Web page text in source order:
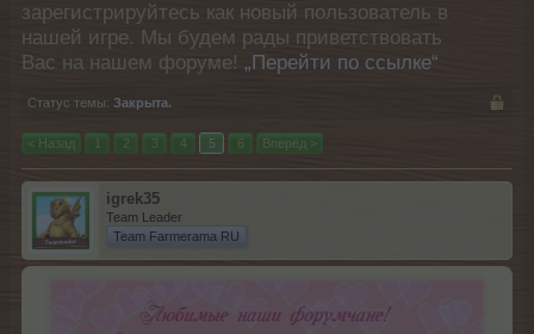
зарегистрируйтесь как новый пользователь в
нашей игре. Мы будем рады приветствовать
Вас на нашем форуме! „Перейти по ссылке“
Статус темы: Закрыта.
< Назад 1 2 3 4 5 6 Вперёд >
igrek35
Team Leader
Team Farmerama RU